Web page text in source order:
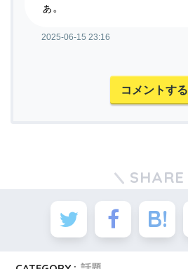
ぁ。
2025-06-15 23:16
コメントする
SHARE